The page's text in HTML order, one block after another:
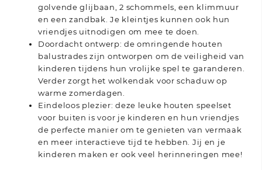
golvende glijbaan, 2 schommels, een klimmuur
en een zandbak. Je kleintjes kunnen ook hun
vriendjes uitnodigen om mee te doen.
Doordacht ontwerp: de omringende houten
balustrades zijn ontworpen om de veiligheid van
kinderen tijdens hun vrolijke spel te garanderen.
Verder zorgt het wolkendak voor schaduw op
warme zomerdagen.
Eindeloos plezier: deze leuke houten speelset
voor buiten is voor je kinderen en hun vriendjes
de perfecte manier om te genieten van vermaak
en meer interactieve tijd te hebben. Jij en je
kinderen maken er ook veel herinneringen mee!